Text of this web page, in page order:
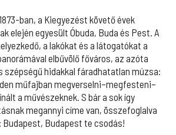
ban, a Kiegyezést követő évek
elején egyesült Óbuda, Buda és Pest. A
a lakókat és a látogatókat a
elbűvölő főváros, az azóta
szépségű hidakkal fáradhatatlan múzsa:
műfajban megverselni–megfesteni–
a művészeknek. S bár a sok így
megannyi címe van, összefoglalva
Budapest te csodás!